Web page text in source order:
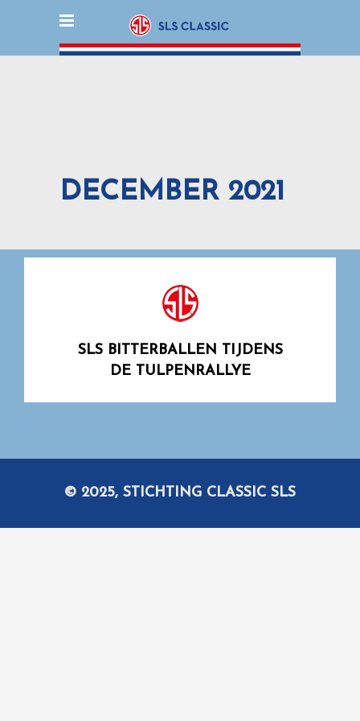
DECEMBER 2021
SLS BITTERBALLEN TIJDENS
DE TULPENRALLYE
© 2025, STICHTING CLASSIC SLS